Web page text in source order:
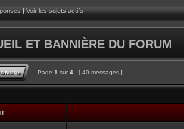
|Voir les sujets actifs
ET BANNIÈRE DU FORUM
Page 1 sur 4 [ 40 messages ]